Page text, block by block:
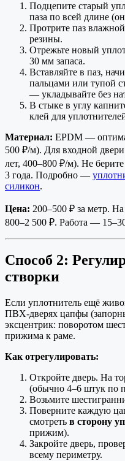
Подцепите старый
паза по всей длине
Протрите паз влажной
резины.
Отрежьте новый
30 мм запаса.
Вставляйте в паз,
пальцами или тупой
— укладывайте без
В стыке в углу
клей для
Материал: EPDM —
500 ₽/м). Для входной
лет, 400–800 ₽/м). Не
3 года. Подробно —
силикон.
Цена: 200–500 ₽ за метр.
800–2 500 ₽. Работа —
Способ 2:
створки
Если уплотнитель ещё
ПВХ-дверях цапфы
эксцентрик: поворотом
прижима к раме.
Как отрегулировать:
Откройте дверь. На
(обычно 4–6 штук по
Возьмите
Поверните каждую
смотреть в сторону
прижим).
Закройте дверь,
всему периметру.